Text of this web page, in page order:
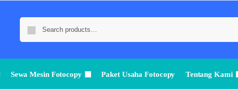
Sewa Mesin Fotocopy Paket Usaha Fotocopy Tentang Kami